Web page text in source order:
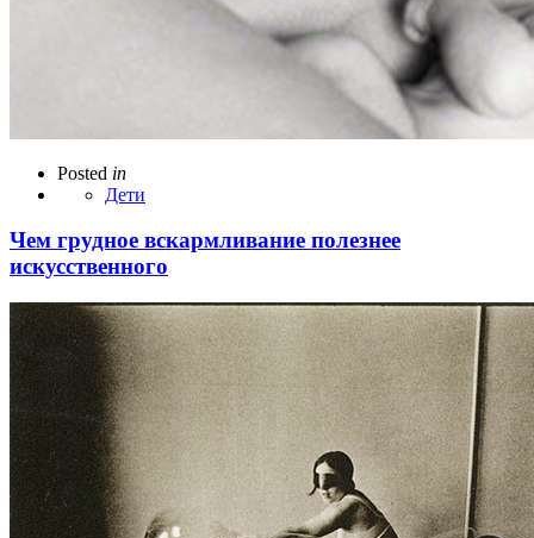
Posted in
Дети
Чем грудное вскармливание полезнее
искусственного